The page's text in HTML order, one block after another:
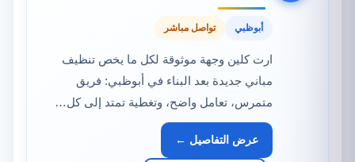
أبوظبي تواصل مباشر
ارت كلين وجهة موثوقة لكل ما يخص تنظيف
مباني جديدة بعد البناء في أبوظبي: فريق
متمرس، تعامل واضح، وتغطية تمتد إلى كل…
عرض التفاصيل ←